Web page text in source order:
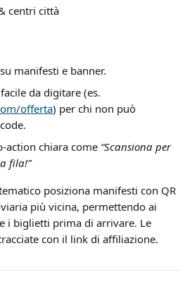
centri città
manifesti e banner.
da digitare (es.
offerta) per chi non può
action chiara come “Scansiona per
fila!”
posiziona manifesti con QR
più vicina, permettendo ai
i biglietti prima di arrivare. Le
con il link di affiliazione.